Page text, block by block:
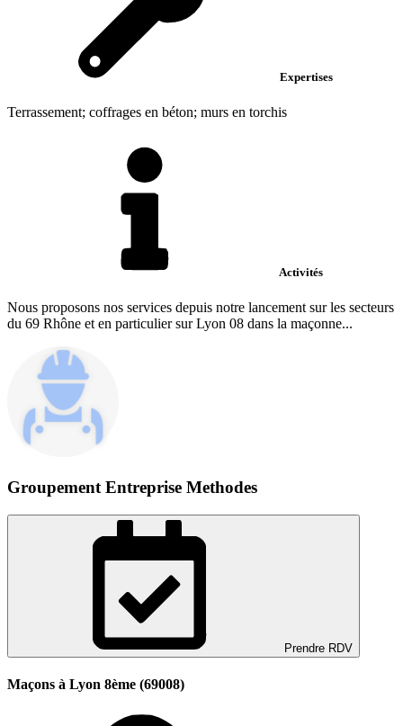
Expertises
Terrassement; coffrages en béton; murs en torchis
Activités
Nous proposons nos services depuis notre lancement sur les secteurs
du 69 Rhône et en particulier sur Lyon 08 dans la maçonne...
Groupement Entreprise Methodes
Prendre RDV
Maçons à Lyon 8ème (69008)